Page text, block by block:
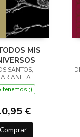
MIS
SANTOS,
tenemos ;)
€
Comprar